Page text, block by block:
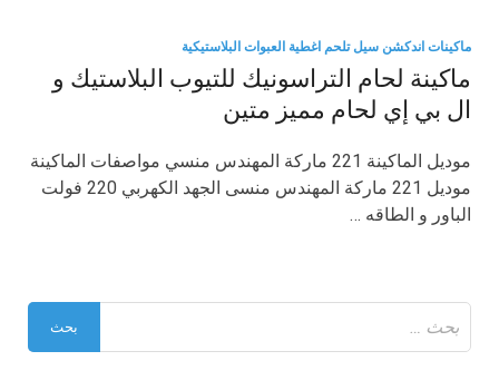
ماكينات اندكشن سيل تلحم اغطية العبوات البلاستيكية
ماكينة لحام التراسونيك للتيوب البلاستيك و
ال بي إي لحام مميز متين
موديل الماكينة 221 ماركة المهندس منسي مواصفات الماكينة
موديل 221 ماركة المهندس منسى الجهد الكهربي 220 فولت
الباور و الطاقه …
عن: